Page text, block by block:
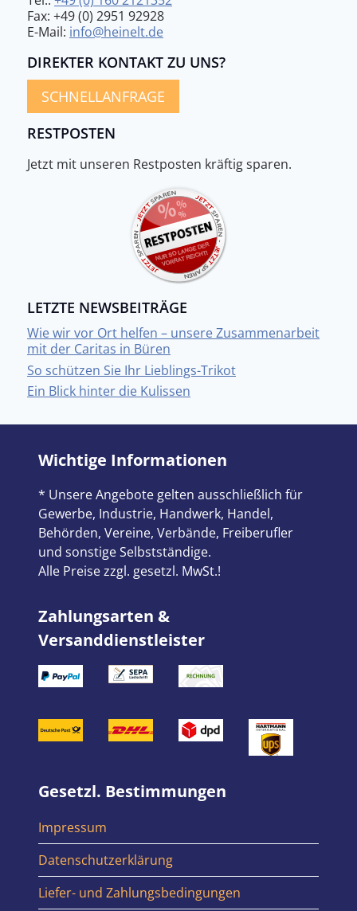
Fax: +49 (0) 2951 92928
E-Mail: info@heinelt.de
DIREKTER KONTAKT ZU UNS?
SCHNELLANFRAGE
RESTPOSTEN
Jetzt mit unseren Restposten kräftig sparen.
LETZTE NEWSBEITRÄGE
Wie wir vor Ort helfen – unsere Zusammenarbeit
mit der Caritas in Büren
So schützen Sie Ihr Lieblings-Trikot
Ein Blick hinter die Kulissen
Wichtige Informationen
* Unsere Angebote gelten ausschließlich für
Gewerbe, Industrie, Handwerk, Handel,
Behörden, Vereine, Verbände, Freiberufler
und sonstige Selbstständige.
Alle Preise zzgl. gesetzl. MwSt.!
Zahlungsarten &
Versanddienstleister
Gesetzl. Bestimmungen
Impressum
Datenschutzerklärung
Liefer- und Zahlungsbedingungen